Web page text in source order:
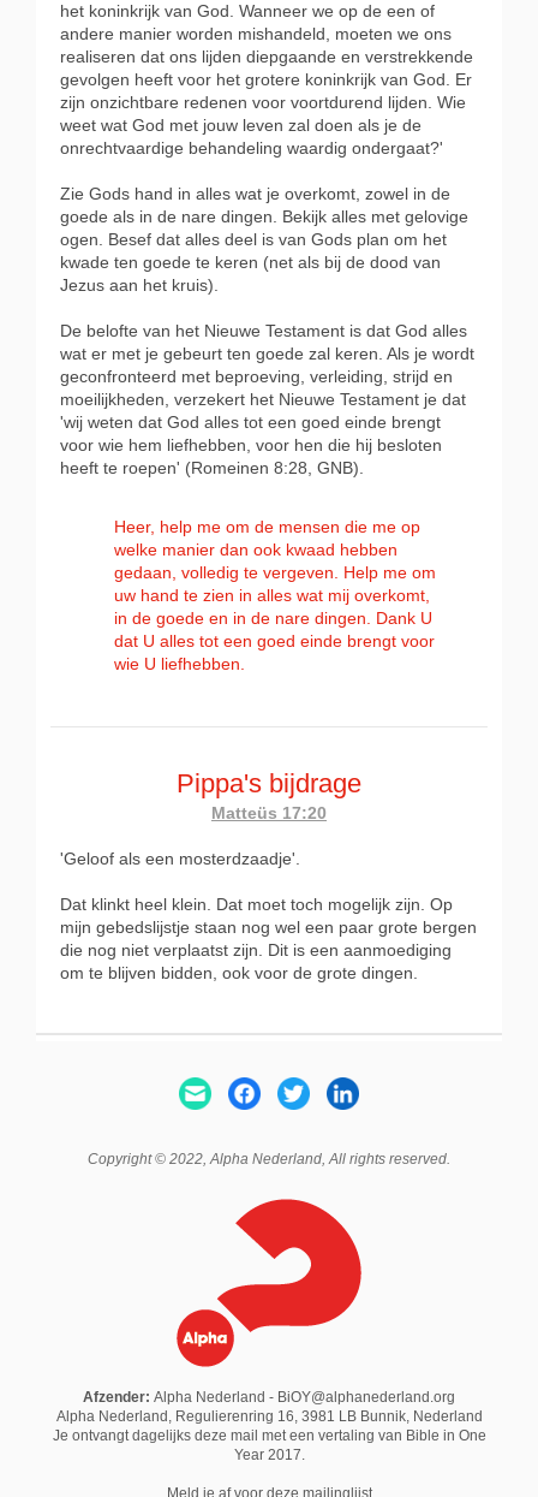
het koninkrijk van God. Wanneer we op de een of
andere manier worden mishandeld, moeten we ons
realiseren dat ons lijden diepgaande en verstrekkende
gevolgen heeft voor het grotere koninkrijk van God. Er
zijn onzichtbare redenen voor voortdurend lijden. Wie
weet wat God met jouw leven zal doen als je de
onrechtvaardige behandeling waardig ondergaat?'
Zie Gods hand in alles wat je overkomt, zowel in de
goede als in de nare dingen. Bekijk alles met gelovige
ogen. Besef dat alles deel is van Gods plan om het
kwade ten goede te keren (net als bij de dood van
Jezus aan het kruis).
De belofte van het Nieuwe Testament is dat God alles
wat er met je gebeurt ten goede zal keren. Als je wordt
geconfronteerd met beproeving, verleiding, strijd en
moeilijkheden, verzekert het Nieuwe Testament je dat
'wij weten dat God alles tot een goed einde brengt
voor wie hem liefhebben, voor hen die hij besloten
heeft te roepen' (Romeinen 8:28, GNB).
Heer, help me om de mensen die me op
welke manier dan ook kwaad hebben
gedaan, volledig te vergeven. Help me om
uw hand te zien in alles wat mij overkomt,
in de goede en in de nare dingen. Dank U
dat U alles tot een goed einde brengt voor
wie U liefhebben.
Pippa's bijdrage
Matteüs 17:20
'Geloof als een mosterdzaadje'.
Dat klinkt heel klein. Dat moet toch mogelijk zijn. Op
mijn gebedslijstje staan nog wel een paar grote bergen
die nog niet verplaatst zijn. Dit is een aanmoediging
om te blijven bidden, ook voor de grote dingen.
Copyright © 2022,Alpha Nederland, All rights reserved.
Afzender: Alpha Nederland - BiOY@alphanederland.org
Alpha Nederland, Regulierenring 16, 3981 LB Bunnik, Nederland
Je ontvangt dagelijks deze mail met een vertaling van Bible in One
Year 2017.